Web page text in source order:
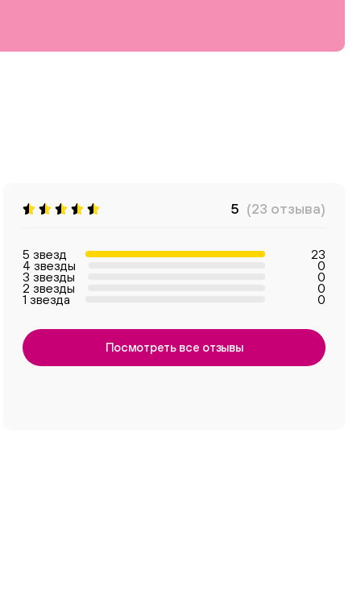
5 (23 отзыва)
5 звезд 23
4 звезды 0
3 звезды 0
2 звезды 0
1 звезда 0
Посмотреть все отзывы